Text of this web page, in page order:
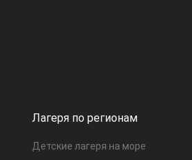
Лагеря по регионам
Детские лагеря на море